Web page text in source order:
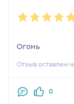
Огонь
Отзыв оставлен
0